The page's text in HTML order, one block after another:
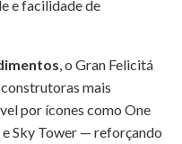
e facilidade de
, o Gran Felicitá
mais
por ícones como One
Sky Tower — reforçando